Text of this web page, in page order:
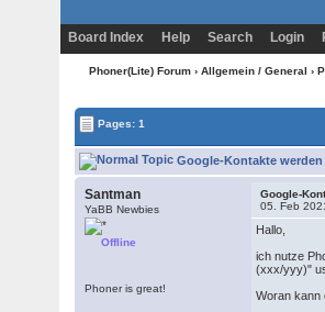
Board Index Help Search Login
Phoner(Lite) Forum › Allgemein / General ›
Pages: 1
Google-Kontakte
Santman
YaBB Newbies
Offline
Phoner is great!
Google-
05. Feb
Hallo,
ich nutze
(xxx/yyy)"
Woran kann